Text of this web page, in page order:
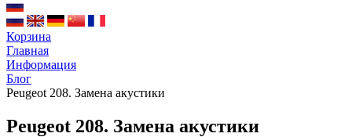
Корзина
Главная
Информация
Блог
Peugeot 208. Замена акустики
Peugeot 208. Замена акустики